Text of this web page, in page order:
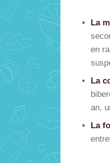
La
en
La
an,
La